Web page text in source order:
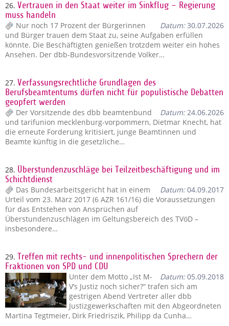
26. Vertrauen in den Staat weiter im Sinkflug – Regierung
muss handeln
Datum:30.07.2026
Nur noch 17 Prozent der Bürgerinnen
und Bürger trauen dem Staat zu, seine Aufgaben erfüllen
könnte. Die Beschäftigten genießen trotzdem weiter ein hohes
Ansehen. Der dbb-Bundesvorsitzende Volker…
27. Verfassungsrechtliche Grundlagen des
Berufsbeamtentums dürfen nicht für populistische Debatten
geopfert werden
Datum:24.06.2026
Der Vorsitzende des dbb beamtenbund
und tarifunion mecklenburg-vorpommern, Dietmar Knecht, hat
die erneute Forderung kritisiert, junge Beamtinnen und
Beamte künftig in die gesetzliche…
28. Überstundenzuschläge bei Teilzeitbeschäftigung und im
Schichtdienst
Datum:04.09.2017
Das Bundesarbeitsgericht hat in einem
Urteil vom 23. März 2017 (6 AZR 161/16) die Voraussetzungen
für das Entstehen von Ansprüchen auf
Überstundenzuschlägen im Geltungsbereich des TVöD –
insbesondere…
29. Treffen mit rechts- und innenpolitischen Sprechern der
Fraktionen von SPD und CDU
Datum:05.09.2018
Unter dem Motto „Ist M-
V’s Justiz noch sicher?“ trafen sich am
gestrigen Abend Vertreter aller dbb
Justizgewerkschaften mit den Abgeordneten
Martina Tegtmeier, Dirk Friedriszik, Philipp da Cunha…